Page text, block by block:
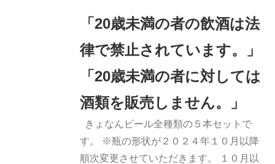
「20歳未満の者の飲酒は法
律で禁止されています。」
「20歳未満の者に対しては
酒類を販売しません。」
きょなんビール全種類の５本セットで
す。 ※瓶の形状が２０２４年１０月以降
順次変更させていただきます。 １０月以